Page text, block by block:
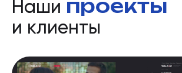
Наши проекты
и клиенты